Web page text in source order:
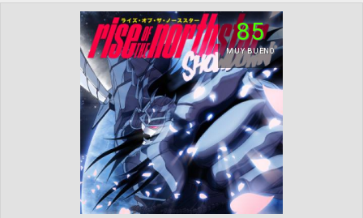
85
MUY BUENO